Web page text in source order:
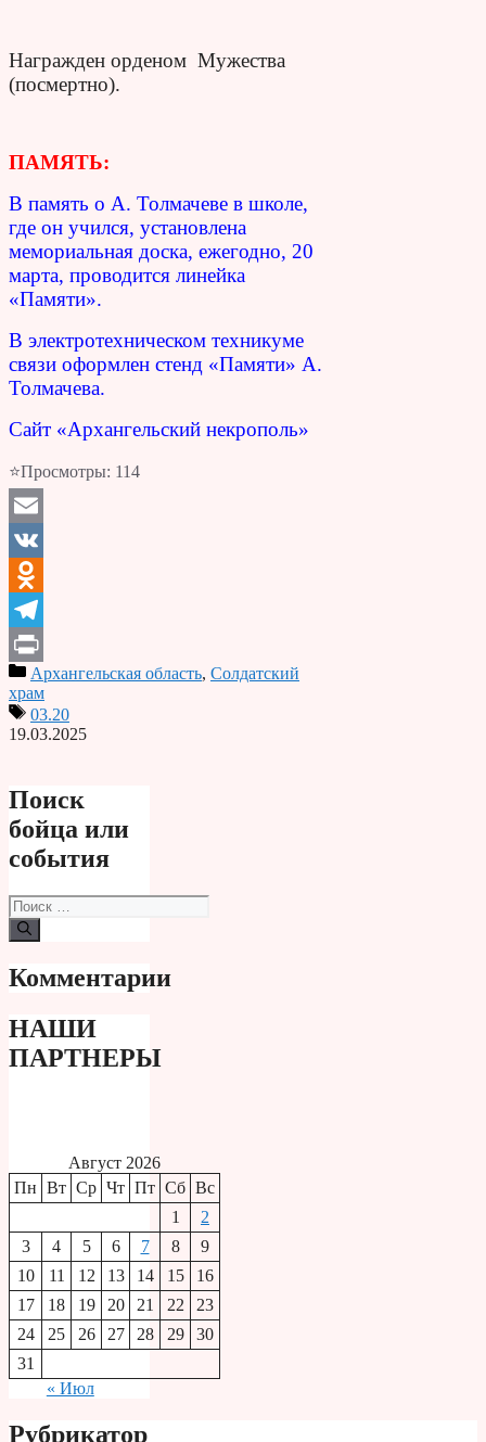
Награжден орденом Мужества
(посмертно).
ПАМЯТЬ:
В память о А. Толмачеве в школе,
где он учился, установлена
мемориальная доска, ежегодно, 20
марта, проводится линейка
«Памяти».
В электротехническом техникуме
связи оформлен стенд «Памяти» А.
Толмачева.
Сайт «Архангельский некрополь»
⭐Просмотры: 114
Email
VK
Odnoklassniki
Telegram
PrintАрхангельская область, Солдатский
храм
03.20
19.03.2025
Поиск
бойца или
события
Поиск:
Комментарии
НАШИ
ПАРТНЕРЫ
Август 2026
Пн Вт Ср Чт Пт Сб Вс
1
2
3
4 5 6 7 8
9
10
11 12 13 14 15
16
17
18 19 20 21 22
23
24
25 26 27 28 29
30
31
« Июл
Рубрикатор